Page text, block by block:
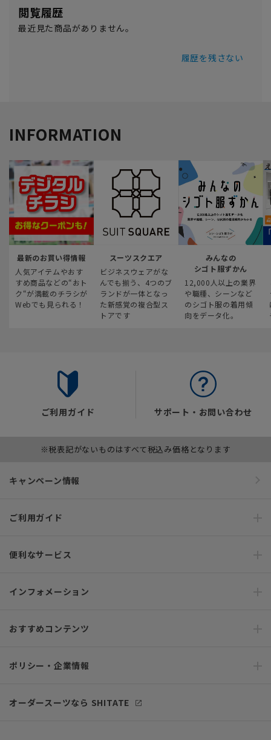
閲覧履歴
最近見た商品がありません。
履歴を残さない
INFORMATION
最新のお買い得情報
人気アイテムやおす
すめ商品などの“おト
ク“が満載のチラシが
Webでも見られる！
スーツスクエア
ビジネスウェアがな
んでも揃う、4つのブ
ランドが一体となっ
た新感覚の複合型ス
トアです
みんなの
シゴト服ずかん
12,000人以上の業界
や職種、シーンなど
のシゴト服の着用傾
向をデータ化。
ご利用ガイド サポート・お問い合わせ
※税表記がないものはすべて税込み価格となります
キャンペーン情報
ご利用ガイド
便利なサービス
インフォメーション
おすすめコンテンツ
ポリシー・企業情報
オーダースーツなら SHITATE